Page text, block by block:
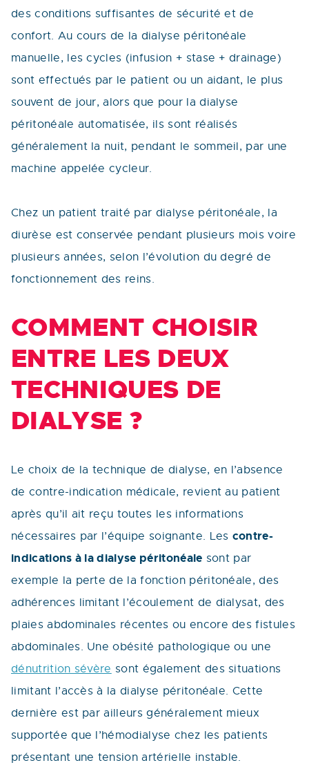
des conditions suffisantes de sécurité et de
confort. Au cours de la dialyse péritonéale
manuelle, les cycles (infusion + stase + drainage)
sont effectués par le patient ou un aidant, le plus
souvent de jour, alors que pour la dialyse
péritonéale automatisée, ils sont réalisés
généralement la nuit, pendant le sommeil, par une
machine appelée cycleur.
Chez un patient traité par dialyse péritonéale, la
diurèse est conservée pendant plusieurs mois voire
plusieurs années, selon l’évolution du degré de
fonctionnement des reins.
COMMENT CHOISIR
ENTRE LES DEUX
TECHNIQUES DE
DIALYSE ?
Le choix de la technique de dialyse, en l’absence
de contre-indication médicale, revient au patient
après qu’il ait reçu toutes les informations
nécessaires par l’équipe soignante. Les contre-
indications à la dialyse péritonéale sont par
exemple la perte de la fonction péritonéale, des
adhérences limitant l’écoulement de dialysat, des
plaies abdominales récentes ou encore des fistules
abdominales. Une obésité pathologique ou une
dénutrition sévère sont également des situations
limitant l’accès à la dialyse péritonéale. Cette
dernière est par ailleurs généralement mieux
supportée que l’hémodialyse chez les patients
présentant une tension artérielle instable.